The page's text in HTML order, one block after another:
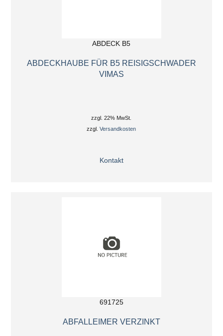
ABDECK B5
ABDECKHAUBE FÜR B5 REISIGSCHWADER
VIMAS
zzgl. 22% MwSt.
zzgl.Versandkosten
Kontakt
691725
ABFALLEIMER VERZINKT